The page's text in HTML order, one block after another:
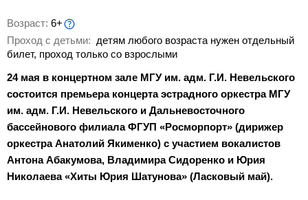
Возраст: 6+
Проход с детьми: детям любого возраста нужен отдельный
билет, проход только со взрослыми
24 мая в концертном зале МГУ им. адм. Г.И. Невельского
состоится премьера концерта эстрадного оркестра МГУ
им. адм. Г.И. Невельского и Дальневосточного
бассейнового филиала ФГУП «Росморпорт» (дирижер
оркестра Анатолий Якименко) с участием вокалистов
Антона Абакумова, Владимира Сидоренко и Юрия
Николаева «Хиты Юрия Шатунова» (Ласковый май).